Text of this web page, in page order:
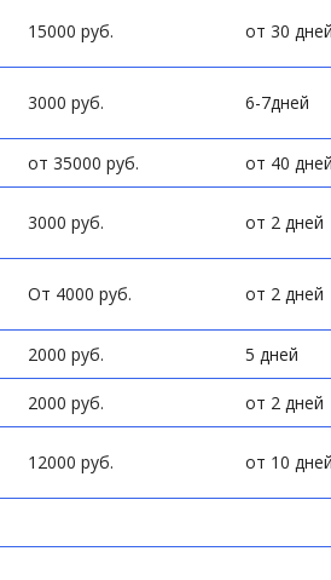
15000 руб. от 30 дней
3000 руб. 6-7дней
от 35000 руб. от 40 дней
3000 руб. от 2 дней
От 4000 руб. от 2 дней
2000 руб. 5 дней
2000 руб. от 2 дней
12000 руб. от 10 дней